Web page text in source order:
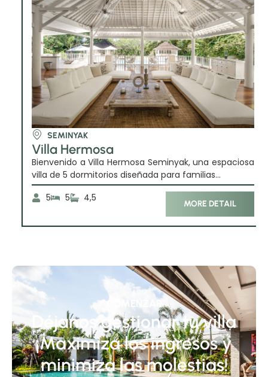
SEMINYAK
Villa Hermosa
Bienvenido a Villa Hermosa Seminyak, una espaciosa
villa de 5 dormitorios diseñada para familias...
5
5 4,5
MORE DETAIL
COMENZAR
Déjanos gestionar tu villa
¡Maximiza los ingresos y
minimiza las molestias!